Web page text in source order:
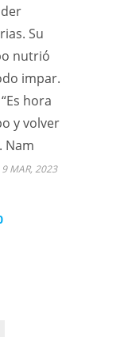
Su
nutrió
impar.
hora
y volver
Nam
9 MAR, 2023